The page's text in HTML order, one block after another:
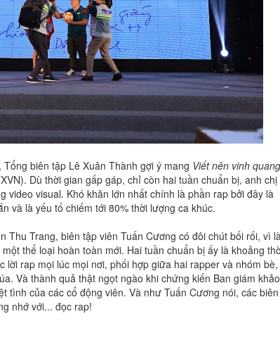
Tổng biên tập Lê Xuân Thành gợi ý mang Viết nên vinh quang
Dù thời gian gấp gáp, chỉ còn hai tuần chuẩn bị, anh chị
video visual. Khó khăn lớn nhất chính là phần rap bởi đây là
và là yếu tố chiếm tới 80% thời lượng ca khúc.
Thu Trang, biên tập viên Tuấn Cương có đôi chút bối rối, vì
thể loại hoàn toàn mới. Hai tuần chuẩn bị ấy là khoảng
rap mọi lúc mọi nơi, phối hợp giữa hai rapper và nhóm bè,
Và thành quả thật ngọt ngào khi chứng kiến Ban giám khảo
tình của các cổ động viên. Và như Tuấn Cương nói, các biên
nhớ với... đọc rap!